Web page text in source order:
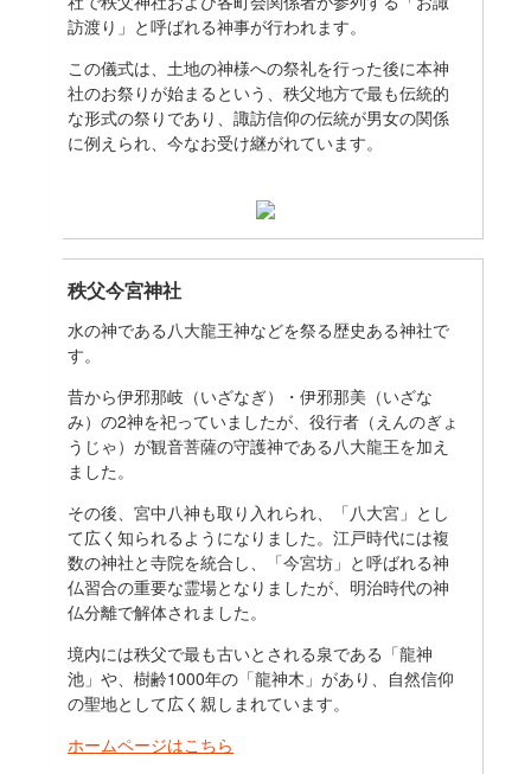
訪渡り」と呼ばれる神事が行われます。
この儀式は、土地の神様への祭礼を行った後に本神
社のお祭りが始まるという、秩父地方で最も伝統的
な形式の祭りであり、諏訪信仰の伝統が男女の関係
に例えられ、今なお受け継がれています。
秩父今宮神社
水の神である八大龍王神などを祭る歴史ある神社で
す。
昔から伊邪那岐（いざなぎ）・伊邪那美（いざな
み）の2神を祀っていましたが、役行者（えんのぎょ
うじゃ）が観音菩薩の守護神である八大龍王を加え
ました。
その後、宮中八神も取り入れられ、「八大宮」とし
て広く知られるようになりました。江戸時代には複
数の神社と寺院を統合し、「今宮坊」と呼ばれる神
仏習合の重要な霊場となりましたが、明治時代の神
仏分離で解体されました。
境内には秩父で最も古いとされる泉である「龍神
池」や、樹齢1000年の「龍神木」があり、自然信仰
の聖地として広く親しまれています。
ホームページはこちら